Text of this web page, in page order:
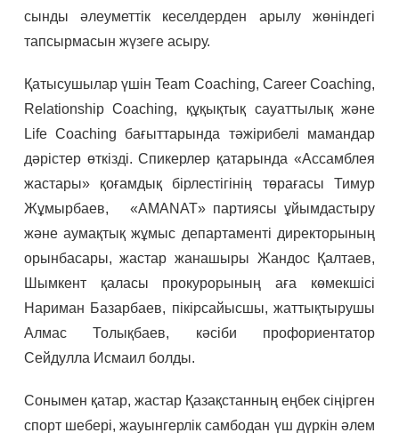
сынды әлеуметтік кеселдерден арылу жөніндегі
тапсырмасын жүзеге асыру.
Қатысушылар үшін Team Coaching, Career Coaching,
Relationship Coaching, құқықтық сауаттылық және
Life Coaching бағыттарында тәжірибелі мамандар
дәрістер өткізді. Спикерлер қатарында «Ассамблея
жастары» қоғамдық бірлестігінің төрағасы Тимур
Жұмырбаев, «AMANAT» партиясы ұйымдастыру
және аумақтық жұмыс департаменті директорының
орынбасары, жастар жанашыры Жандос Қалтаев,
Шымкент қаласы прокурорының аға көмекшісі
Нариман Базарбаев, пікірсайысшы, жаттықтырушы
Алмас Толықбаев, кәсіби профориентатор
Сейдулла Исмаил болды.
Сонымен қатар, жастар Қазақстанның еңбек сіңірген
спорт шебері, жауынгерлік самбодан үш дүркін әлем